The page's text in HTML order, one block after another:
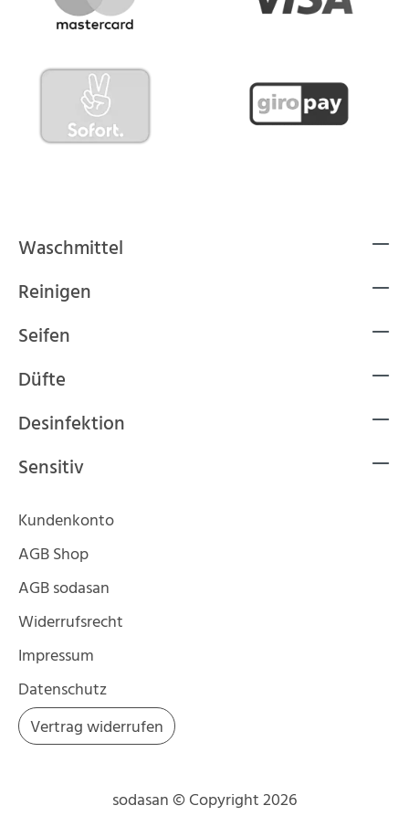
Waschmittel
Reinigen
Seifen
Düfte
Desinfektion
Sensitiv
Kundenkonto
AGB Shop
AGB sodasan
Widerrufsrecht
Impressum
Datenschutz
Vertrag widerrufen
sodasan © Copyright 2026